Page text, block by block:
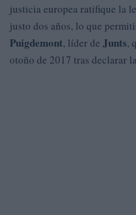
justicia europea ratifique la
justo dos años, lo que
Puigdemont, líder de Junts,
otoño de 2017 tras declarar